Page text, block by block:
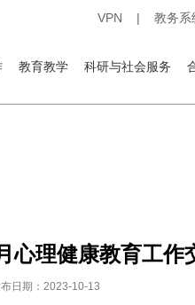
VPN | 教务系
教育教学 科研与社会服务
心理健康教育工作
日期：2023-10-13